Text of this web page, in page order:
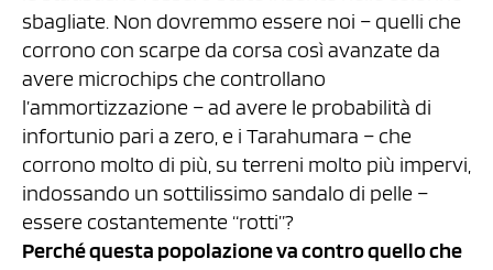
sbagliate. Non dovremmo essere noi – quelli che
corrono con scarpe da corsa così avanzate da
avere microchips che controllano
l’ammortizzazione – ad avere le probabilità di
infortunio pari a zero, e i Tarahumara – che
corrono molto di più, su terreni molto più impervi,
indossando un sottilissimo sandalo di pelle –
essere costantemente “rotti”?
Perché questa popolazione va contro quello che